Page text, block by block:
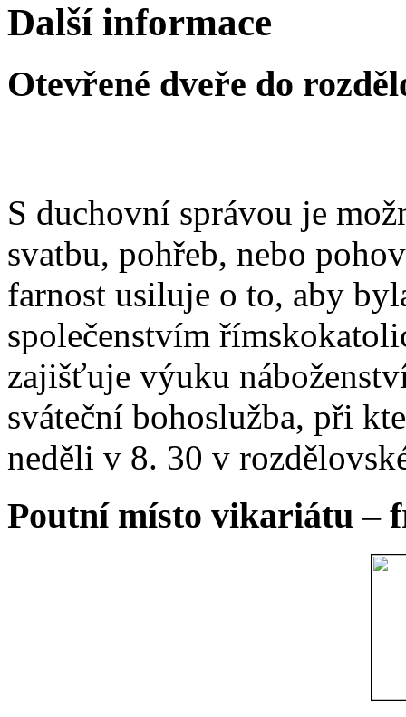
Další informace
Otevřené dveře do
S duchovní správou je
svatbu, pohřeb, nebo
farnost usiluje o to, aby
společenstvím
zajišťuje výuku
sváteční bohoslužba, při
neděli v 8. 30 v
Poutní místo vikariátu –